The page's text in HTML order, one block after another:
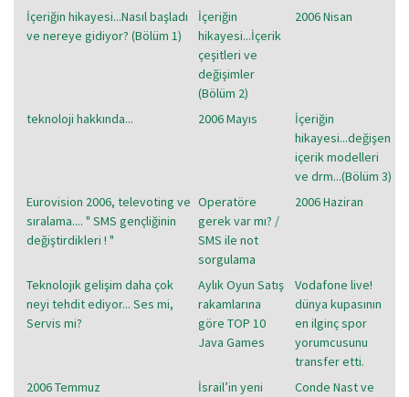
İçeriğin hikayesi...Nasıl başladı
ve nereye gidiyor? (Bölüm 1)
İçeriğin
hikayesi...İçerik
çeşitleri ve
değişimler
(Bölüm 2)
2006 Nisan
teknoloji hakkında... 2006 Mayıs
İçeriğin
hikayesi...değişen
içerik modelleri
ve drm...(Bölüm 3)
Eurovision 2006, televoting ve
sıralama.... " SMS gençliğinin
değiştirdikleri ! "
Operatöre
gerek var mı? /
SMS ile not
sorgulama
2006 Haziran
Teknolojik gelişim daha çok
neyi tehdit ediyor... Ses mi,
Servis mi?
Aylık Oyun Satış
rakamlarına
göre TOP 10
Java Games
Vodafone live!
dünya kupasının
en ilginç spor
yorumcusunu
transfer etti.
2006 Temmuz
İsrail’in yeni
Conde Nast ve